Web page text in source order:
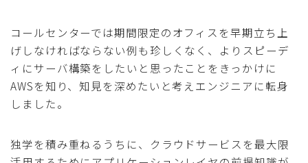
コールセンターでは期間限定のオフィスを早期立ち上
げしなければならない例も珍しくなく、よりスピーデ
ィにサーバ構築をしたいと思ったことをきっかけに
AWSを知り、知見を深めたいと考えエンジニアに転身
しました。
独学を積み重ねるうちに、クラウドサービスを最大限